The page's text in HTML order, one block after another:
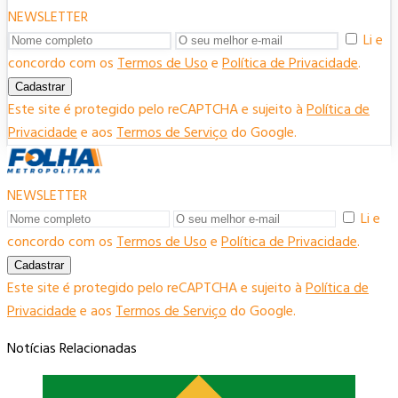
NEWSLETTER
Li e
concordo com osTermos de UsoePolítica de Privacidade.
Cadastrar
Este site é protegido pelo reCAPTCHA e sujeito àPolítica de
Privacidadee aosTermos de Serviçodo Google.
NEWSLETTER
Li e
concordo com osTermos de UsoePolítica de Privacidade.
Cadastrar
Este site é protegido pelo reCAPTCHA e sujeito àPolítica de
Privacidadee aosTermos de Serviçodo Google.
Notícias Relacionadas